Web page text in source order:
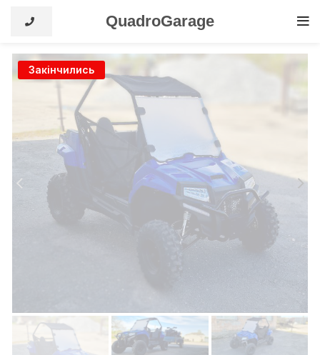
QuadroGarage
Закінчились